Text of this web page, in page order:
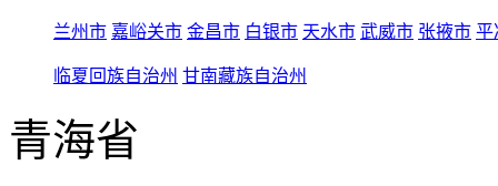
兰州市 嘉峪关市 金昌市 白银市 天水市 武威市 张掖市 平
临夏回族自治州 甘南藏族自治州
青海省